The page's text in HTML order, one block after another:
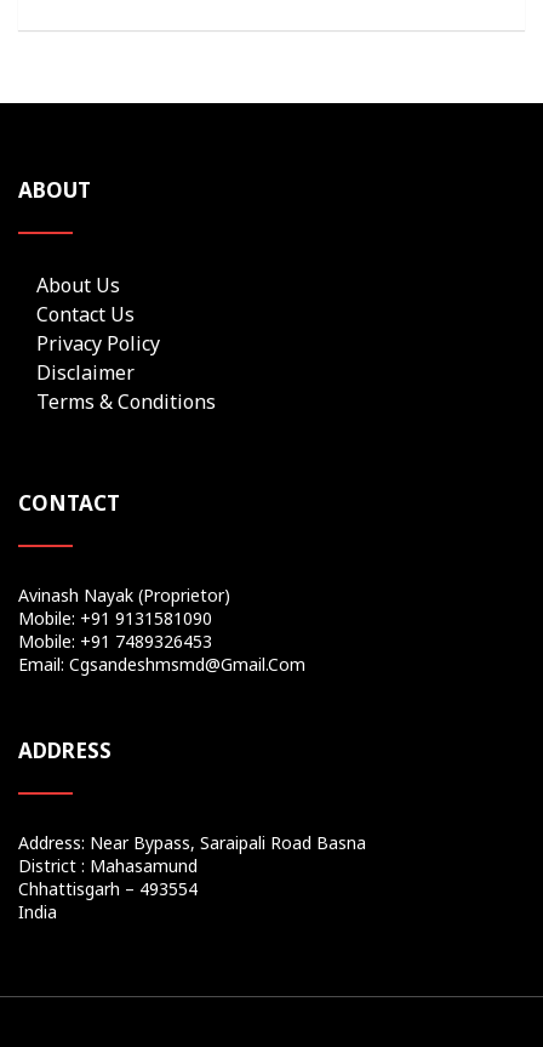
ABOUT
About Us
Contact Us
Privacy Policy
Disclaimer
Terms & Conditions
CONTACT
Avinash Nayak (Proprietor)
Mobile: +91 9131581090
Mobile: +91 7489326453
Email: Cgsandeshmsmd@gmail.com
ADDRESS
Address: Near Bypass, Saraipali Road Basna
District : Mahasamund
Chhattisgarh – 493554
India